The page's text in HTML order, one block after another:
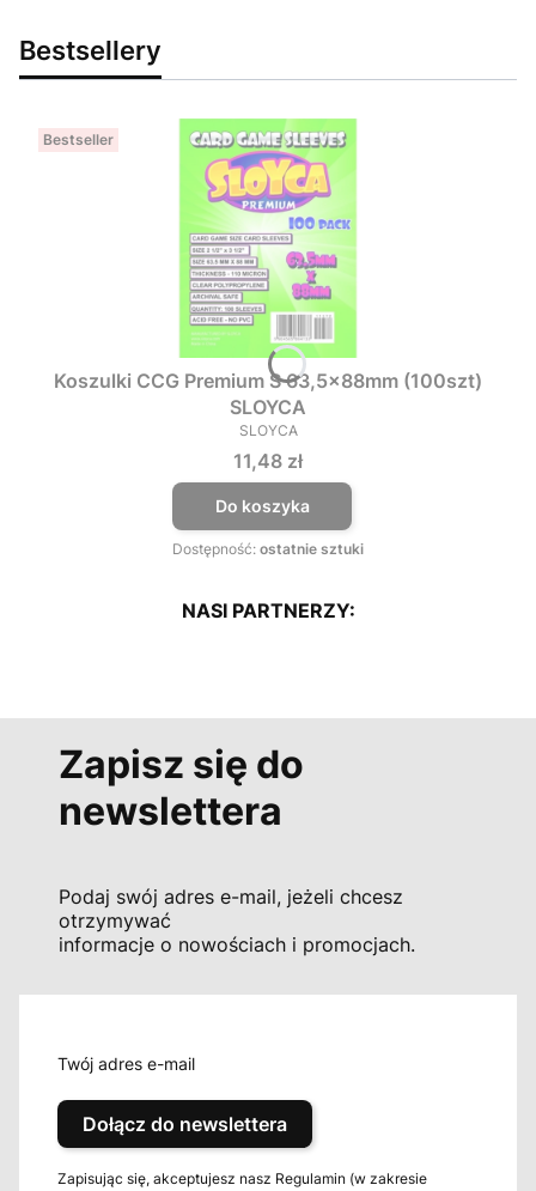
Bestsellery
Bestseller
Koszulki CCG Premium S 63,5x88mm (100szt)
SLOYCA
PRODUCENT
SLOYCA
Cena
11,48 zł
Do koszyka
Dostępność: ostatnie sztuki
NASI PARTNERZY:
Zapisz się do
newslettera
Podaj swój adres e-mail, jeżeli chcesz
otrzymywać
informacje o nowościach i promocjach.
Twój adres e-mail
Dołącz do newslettera
Zapisując się, akceptujesz nasz Regulamin (w zakresie